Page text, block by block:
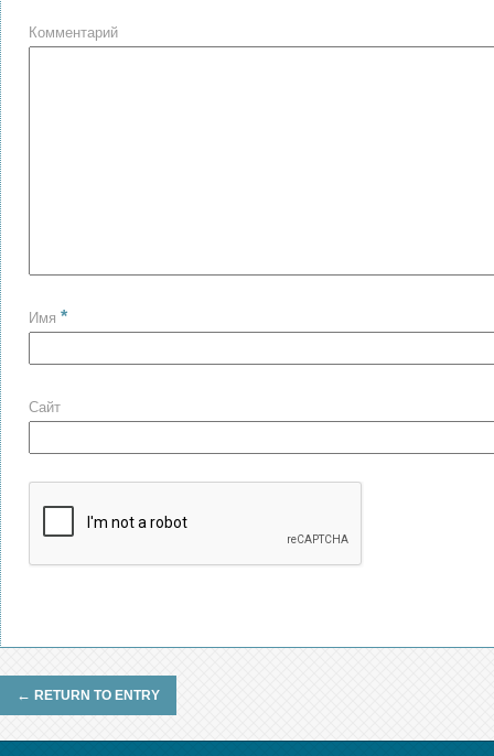
Комментарий
Имя *
Сайт
← RETURN TO ENTRY